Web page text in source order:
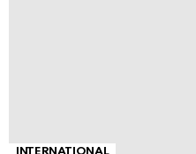
INTERNATIONAL